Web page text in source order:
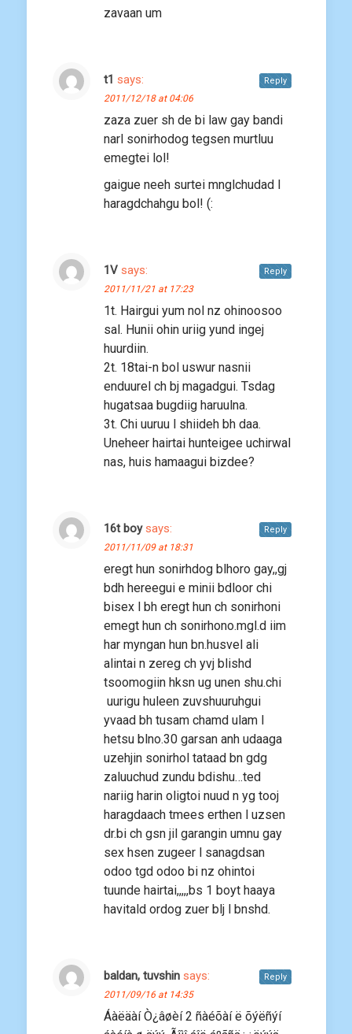
zavaan um
t1 says:
2011/12/18 at 04:06
zaza zuer sh de bi law gay bandi
narl sonirhodog tegsen murtluu
emegtei lol!
gaigue neeh surtei mnglchudad l
haragdchahgu bol! (:
Reply
1V says:
2011/11/21 at 17:23
1t. Hairgui yum nol nz ohinoosoo
sal. Hunii ohin uriig yund ingej
huurdiin.
2t. 18tai-n bol uswur nasnii
enduurel ch bj magadgui. Tsdag
hugatsaa bugdiig haruulna.
3t. Chi uuruu l shiideh bh daa.
Uneheer hairtai hunteigee uchirwal
nas, huis hamaagui bizdee?
Reply
16t boy says:
2011/11/09 at 18:31
eregt hun sonirhdog blhoro gay,,gj
bdh hereegui e minii bdloor chi
bisex l bh eregt hun ch sonirhoni
emegt hun ch sonirhono.mgl.d iim
har myngan hun bn.husvel ali
alintai n zereg ch yvj blishd
tsoomogiin hksn ug unen shu.chi
uurigu huleen zuvshuuruhgui
yvaad bh tusam chamd ulam l
hetsu blno.30 garsan anh udaaga
uzehjin sonirhol tataad bn gdg
zaluuchud zundu bdishu…ted
nariig harin oligtoi nuud n yg tooj
haragdaach tmees erthen l uzsen
dr.bi ch gsn jil garangin umnu gay
sex hsen zugeer l sanagdsan
odoo tgd odoo bi nz ohintoi
tuunde hairtai,,,,,bs 1 boyt haaya
havitald ordog zuer blj l bnshd.
Reply
baldan, tuvshin says:
2011/09/16 at 14:35
Áàëäàí Ò¿âøèí 2 ñàéõàí ë õýëñýí
Reply